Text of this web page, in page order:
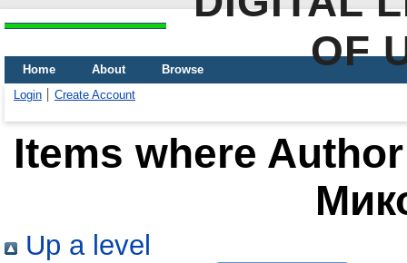
OF
Home About
Browse
Login
Create Account
Items where
Up a level